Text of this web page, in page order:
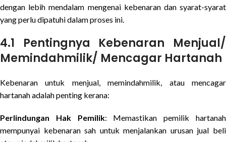
dengan lebih mendalam mengenai kebenaran dan syarat-syarat
yang perlu dipatuhi dalam proses ini.
4.1 Pentingnya Kebenaran Menjual/
Memindahmilik/ Mencagar Hartanah
Kebenaran untuk menjual, memindahmilik, atau mencagar
hartanah adalah penting kerana:
Perlindungan Hak Pemilik: Memastikan pemilik hartanah
mempunyai kebenaran sah untuk menjalankan urusan jual beli